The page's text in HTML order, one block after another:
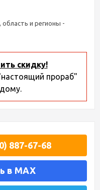
область и регионы -
скидку!
прораб"
887-67-68
в MAX